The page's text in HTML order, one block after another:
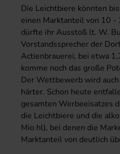
Die Leichtbiere könnten
einen Marktanteil von 10 -
dürfte ihr Ausstoß lt. W.
Vorstandssprecher der
Actienbrauerei, bei etwa
komme noch das große
Der Wettbewerb wird
härter. Schon heute
gesamten Werbeeisatzes
die Leichtbiere und die
Mio hl), bei denen die
Marktanteil von deutlich